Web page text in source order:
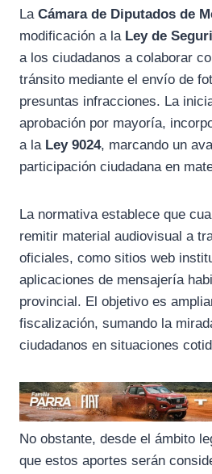
c
e
o
k
e
g
m
a
t
s
p
La Cámara de Diputados de
modificación a la Ley de
a los ciudadanos a colaborar
tránsito mediante el envío de
presuntas infracciones. La
aprobación por mayoría,
a la Ley 9024, marcando un
participación ciudadana en
La normativa establece que
remitir material audiovisual a
oficiales, como sitios web
aplicaciones de mensajería
provincial. El objetivo es
fiscalización, sumando la
ciudadanos en situaciones
No obstante, desde el ámbito
que estos aportes serán